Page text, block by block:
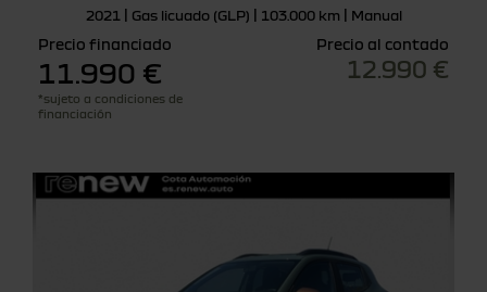
2021 | Gas licuado (GLP) | 103.000 km | Manual
Precio financiado
11.990 €
*sujeto a condiciones de
financiación
Precio al contado
12.990 €